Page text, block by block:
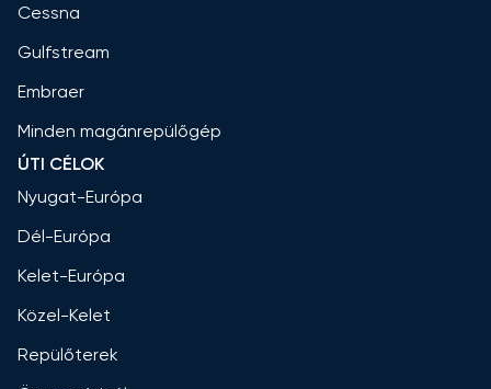
Cessna
Gulfstream
Embraer
Minden magánrepülőgép
ÚTI CÉLOK
Nyugat-Európa
Dél-Európa
Kelet-Európa
Közel-Kelet
Repülőterek